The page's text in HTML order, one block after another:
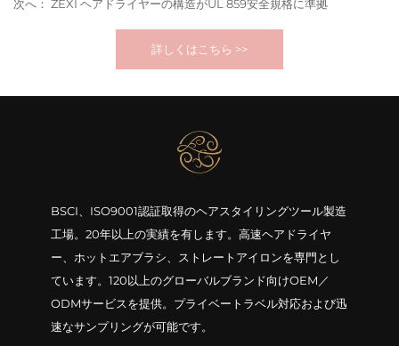
次へ： ZEXI ヘアドライヤーの構造がUL 859安全規格に準拠
詳しくはこちら >>
BSCI、ISO9001認証取得のヘアスタイリングツール製造
工場。20年以上の実績を有します。高速ヘアドライヤ
ー、ホットエアブラシ、ストレートアイロンを専門とし
ています。120以上のグローバルブランド向けOEM／
ODMサービスを提供。プライベートラベル対応および迅
速なサンプリングが可能です。